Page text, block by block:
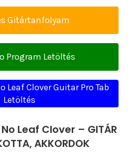
Gitártanfolyam
Program Letöltés
Leaf Clover Guitar Pro Tab
Letöltés
Leaf Clover – GITÁR
AKKORDOK